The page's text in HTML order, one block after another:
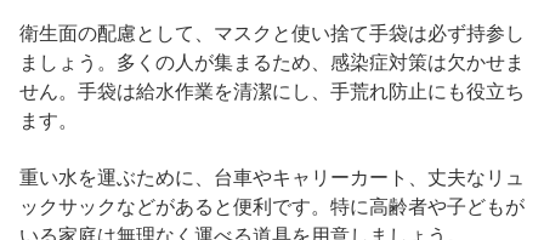
衛生面の配慮として、マスクと使い捨て手袋は必ず持参し
ましょう。多くの人が集まるため、感染症対策は欠かせま
せん。手袋は給水作業を清潔にし、手荒れ防止にも役立ち
ます。
重い水を運ぶために、台車やキャリーカート、丈夫なリュ
ックサックなどがあると便利です。特に高齢者や子どもが
いる家庭は無理なく運べる道具を用意しましょう。